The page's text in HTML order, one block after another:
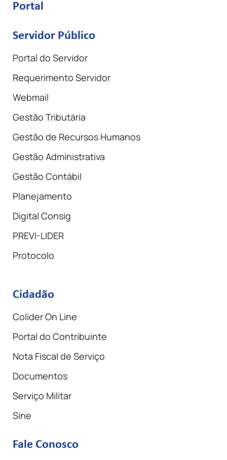
Portal
Servidor Público
Portal do Servidor
Requerimento Servidor
Webmail
Gestão Tributária
Gestão de Recursos Humanos
Gestão Administrativa
Gestão Contábil
Planejamento
Digital Consig
PREVI-LIDER
Protocolo
Cidadão
Colíder On Line
Portal do Contribuinte
Nota Fiscal de Serviço
Documentos
Serviço Militar
Sine
Fale Conosco